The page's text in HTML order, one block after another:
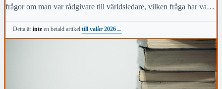
frågor om man var rådgivare till världsledare, vilken fråga har varit
viktigast för kommunens invånare i höst och vem anses vara den
Detta ärinte en betald artikel.till valår 2026→